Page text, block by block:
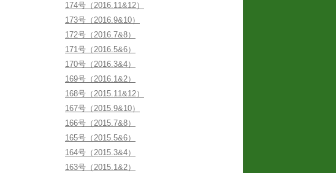
174号（2016.11&12）
173号（2016.9&10）
172号（2016.7&8）
171号（2016.5&6）
170号（2016.3&4）
169号（2016.1&2）
168号（2015.11&12）
167号（2015.9&10）
166号（2015.7&8）
165号（2015.5&6）
164号（2015.3&4）
163号（2015.1&2）